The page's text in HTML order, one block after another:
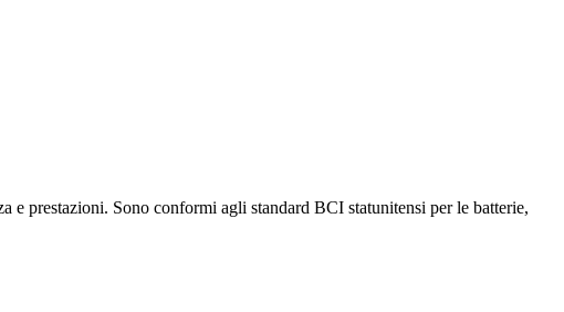
prestazioni. Sono conformi agli standard BCI statunitensi per le batterie,